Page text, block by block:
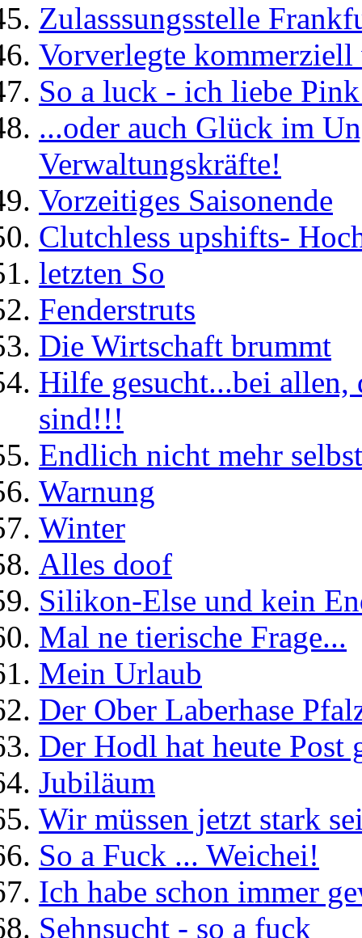
Zulasssungsstelle
Vorverlegte
So a luck - ich liebe
...oder auch Glück im
Verwaltungskräfte!
Vorzeitiges Saisonende
Clutchless upshifts-
letzten So
Fenderstruts
Die Wirtschaft brummt
Hilfe gesucht...bei
sind!!!
Endlich nicht mehr
Warnung
Winter
Alles doof
Silikon-Else und kein
Mal ne tierische Frage...
Mein Urlaub
Der Ober Laberhase
Der Hodl hat heute Post
Jubiläum
Wir müssen jetzt stark
So a Fuck ... Weichei!
Ich habe schon immer
Sehnsucht - so a fuck